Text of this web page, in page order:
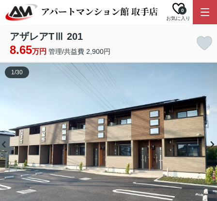
お気に入り
0
アザレアTⅢ 201
8.65万円 管理/共益費 2,900円
1/30